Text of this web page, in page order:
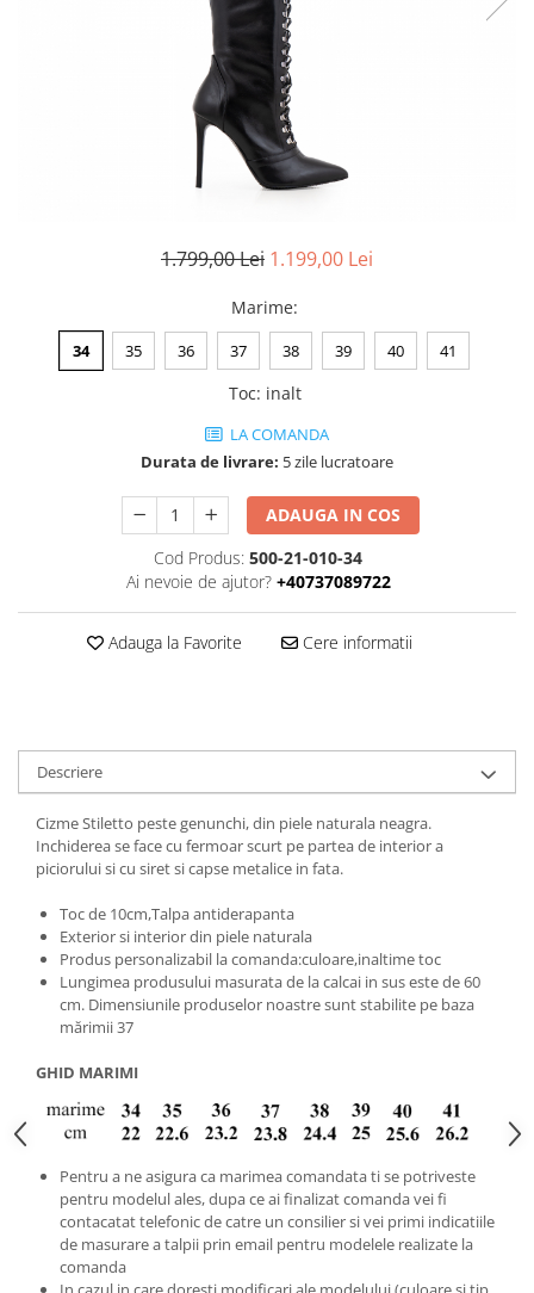
1.799,00 Lei 1.199,00 Lei
Marime:
34 35 36 37 38 39 40 41
Toc: inalt
LA COMANDA
Durata de livrare: 5 zile lucratoare
ADAUGA IN COS
Cod Produs: 500-21-010-34
Ai nevoie de ajutor? +40737089722
Adauga la Favorite Cere informatii
Descriere
Cizme Stiletto peste genunchi, din piele naturala neagra.
Inchiderea se face cu fermoar scurt pe partea de interior a
piciorului si cu siret si capse metalice in fata.
Toc de 10cm,Talpa antiderapanta
Exterior si interior din piele naturala
Produs personalizabil la comanda:culoare,inaltime toc
Lungimea produsului masurata de la calcai in sus este de 60
cm. Dimensiunile produselor noastre sunt stabilite pe baza
mărimii 37
GHID MARIMI
Pentru a ne asigura ca marimea comandata ti se potriveste
pentru modelul ales, dupa ce ai finalizat comanda vei fi
contacatat telefonic de catre un consilier si vei primi indicatiile
de masurare a talpii prin email pentru modelele realizate la
comanda